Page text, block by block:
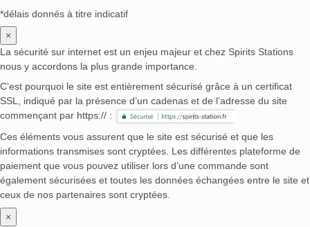
*délais donnés à titre indicatif
×
La sécurité sur internet est un enjeu majeur et chez Spirits Stations
nous y accordons la plus grande importance.
C’est pourquoi le site est entièrement sécurisé grâce à un certificat
SSL, indiqué par la présence d’un cadenas et de l’adresse du site
commençant par https:// :
Ces éléments vous assurent que le site est sécurisé et que les
informations transmises sont cryptées. Les différentes plateforme de
paiement que vous pouvez utiliser lors d’une commande sont
également sécurisées et toutes les données échangées entre le site et
ceux de nos partenaires sont cryptées.
×